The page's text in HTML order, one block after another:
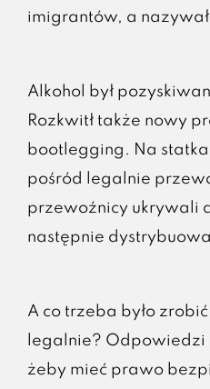
imigrantów, a
Alkohol był
Rozkwitł także nowy
bootlegging. Na
pośród legalnie
przewoźnicy ukrywali
następnie
A co trzeba było
legalnie? Odpowiedzi
żeby mieć prawo